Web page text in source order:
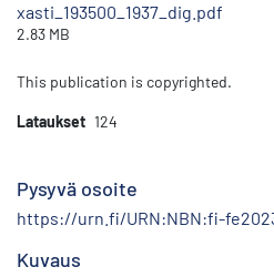
xasti_193500_1937_dig.pdf
2.83 MB
This publication is copyrighted.
Lataukset 124
Pysyvä osoite
https://urn.fi/URN:NBN:fi-
Kuvaus